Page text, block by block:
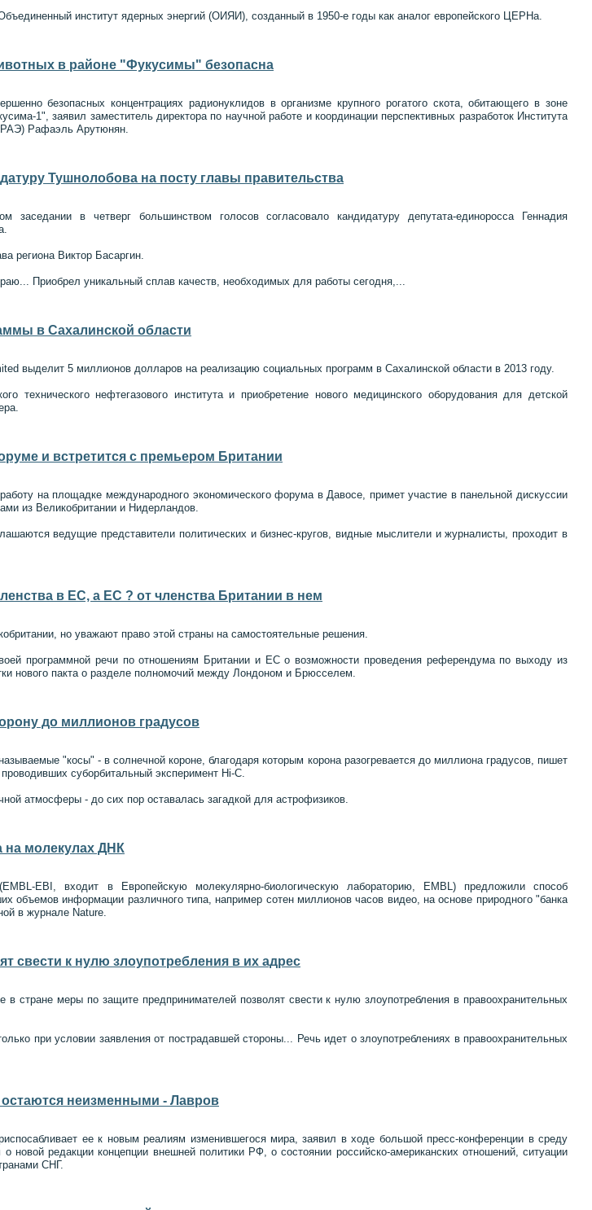
институт ядерных энергий (ОИЯИ), созданный в 1950-е годы как аналог европейского ЦЕРНа.
в районе "Фукусимы" безопасна
безопасных концентрациях радионуклидов в организме крупного рогатого скота, обитающего в зоне
1", заявил заместитель директора по научной работе и координации перспективных разработок Института
Рафаэль Арутюнян.
Тушнолобова на посту главы правительства
заседании в четверг большинством голосов согласовало кандидатуру депутата-единоросса Геннадия
региона Виктор Басаргин.
Приобрел уникальный сплав качеств, необходимых для работы сегодня,...
в Сахалинской области
выделит 5 миллионов долларов на реализацию социальных программ в Сахалинской области в 2013 году.
технического нефтегазового института и приобретение нового медицинского оборудования для детской
и встретится с премьером Британии
на площадке международного экономического форума в Давосе, примет участие в панельной дискуссии
из Великобритании и Нидерландов.
ведущие представители политических и бизнес-кругов, видные мыслители и журналисты, проходит в
в ЕС, а ЕС ? от членства Британии в нем
но уважают право этой страны на самостоятельные решения.
программной речи по отношениям Британии и ЕС о возможности проведения референдума по выходу из
нового пакта о разделе полномочий между Лондоном и Брюсселем.
до миллионов градусов
"косы" - в солнечной короне, благодаря которым корона разогревается до миллиона градусов, пишет
суборбитальный эксперимент Hi-C.
атмосферы - до сих пор оставалась загадкой для астрофизиков.
на молекулах ДНК
EBI, входит в Европейскую молекулярно-биологическую лабораторию, EMBL) предложили способ
объемов информации различного типа, например сотен миллионов часов видео, на основе природного "банка
в журнале Nature.
свести к нулю злоупотребления в их адрес
стране меры по защите предпринимателей позволят свести к нулю злоупотребления в правоохранительных
при условии заявления от пострадавшей стороны... Речь идет о злоупотреблениях в правоохранительных
неизменными - Лавров
ее к новым реалиям изменившегося мира, заявил в ходе большой пресс-конференции в среду
редакции концепции внешней политики РФ, о состоянии российско-американских отношений, ситуации
СНГ.